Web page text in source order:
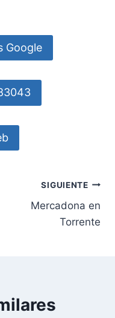
Google
SIGUIENTE
Mercadona en
Torrente